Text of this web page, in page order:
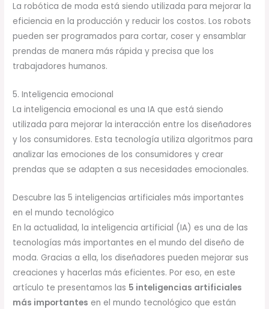
La robótica de moda está siendo utilizada para mejorar la
eficiencia en la producción y reducir los costos. Los robots
pueden ser programados para cortar, coser y ensamblar
prendas de manera más rápida y precisa que los
trabajadores humanos.
5. Inteligencia emocional
La inteligencia emocional es una IA que está siendo
utilizada para mejorar la interacción entre los diseñadores
y los consumidores. Esta tecnología utiliza algoritmos para
analizar las emociones de los consumidores y crear
prendas que se adapten a sus necesidades emocionales.
Descubre las 5 inteligencias artificiales más importantes
en el mundo tecnológico
En la actualidad, la inteligencia artificial (IA) es una de las
tecnologías más importantes en el mundo del diseño de
moda. Gracias a ella, los diseñadores pueden mejorar sus
creaciones y hacerlas más eficientes. Por eso, en este
artículo te presentamos las 5 inteligencias artificiales
más importantes en el mundo tecnológico que están